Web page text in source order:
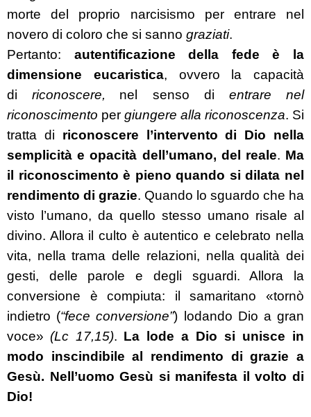
morte del proprio narcisismo per entrare nel
novero di coloro che si sanno graziati.
Pertanto: autentificazione della fede è la
dimensione eucaristica, ovvero la capacità
diriconoscere, nel senso di entrare nel
riconoscimento per giungere alla riconoscenza. Si
tratta di riconoscere l’intervento di Dio nella
semplicità e opacità dell’umano, del reale. Ma
il riconoscimento è pieno quando si dilata nel
rendimento di grazie. Quando lo sguardo che ha
visto l’umano, da quello stesso umano risale al
divino. Allora il culto è autentico e celebrato nella
vita, nella trama delle relazioni, nella qualità dei
gesti, delle parole e degli sguardi. Allora la
conversione è compiuta: il samaritano «tornò
indietro (“fece conversione”) lodando Dio a gran
voce» (Lc 17,15). La lode a Dio si unisce in
modo inscindibile al rendimento di grazie a
Gesù. Nell’uomo Gesù si manifesta il volto di
Dio!